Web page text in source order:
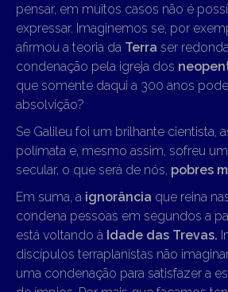
pensar, em muitos casos não é
expressar. Imaginemos se, por
afirmou a teoria da Terra ser
condenação pela igreja dos
que somente daqui a 300 anos
absolvição?
Se Galileu foi um brilhante cientista,
polímata e, mesmo assim, sofreu
secular, o que será de nós, pobres
Em suma, a ignorância que reina
condena pessoas em segundos a
está voltando à Idade das Trevas.
discípulos terraplanistas não
uma condenação para satisfazer a